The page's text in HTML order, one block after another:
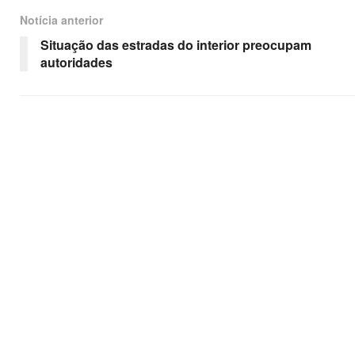
Notícia anterior
Situação das estradas do interior preocupam
autoridades